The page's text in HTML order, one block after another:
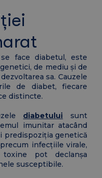
face diabetul, este
de mediu și de
sa. Cauzele
de diabet, fiecare
distincte.
diabetului sunt
imunitar atacând
predispoziția genetică
infecțiile virale,
pot declanșa
susceptibile.